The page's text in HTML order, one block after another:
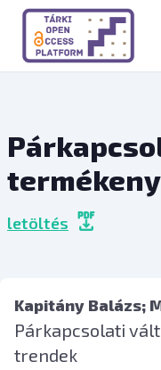
letöltés
Kapitány Balázs;
Párkapcsolati
trendek